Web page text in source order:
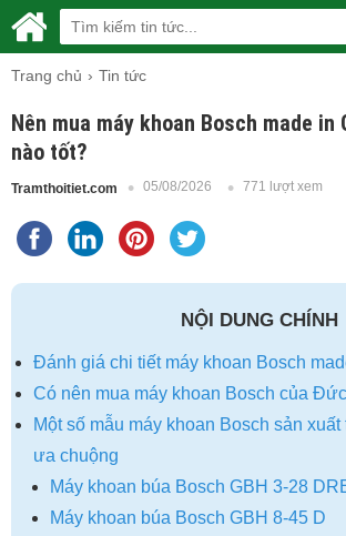
Trang chủ Tin tức
Nên mua máy khoan Bosch made in
nào tốt?
Tramthoitiet.com 05/08/2026 771 lượt xem
NỘI DUNG CHÍNH
Đánh giá chi tiết máy khoan Bosch
Có nên mua máy khoan Bosch của
Một số mẫu máy khoan Bosch sản
ưa chuộng
Máy khoan búa Bosch GBH 3-28
Máy khoan búa Bosch GBH 8-45 D